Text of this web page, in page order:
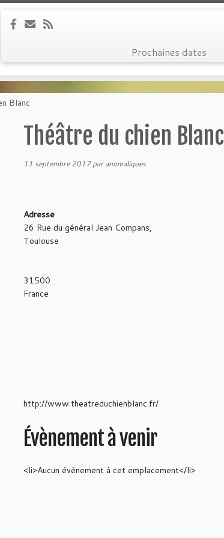
Prochaines dates
Blanc
Théâtre du chien Blanc
11 septembre 2017 paranomaliques
Adresse
26 Rue du général Jean Compans,
Toulouse
31500
France
http://www.theatreduchienblanc.fr/
Évènement à venir
<li>Aucun évènement à cet emplacement</li>